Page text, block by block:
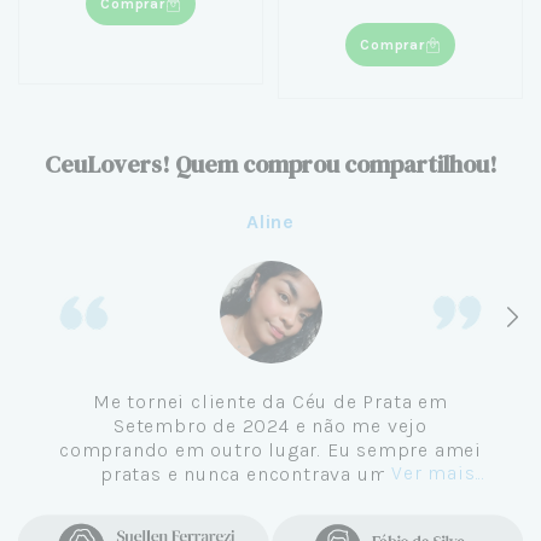
Comprar
Comprar
CeuLovers! Quem comprou compartilhou!
Aline
Me tornei cliente da Céu de Prata em
Setembro de 2024 e não me vejo
comprando em outro lugar. Eu sempre amei
pratas e nunca encontrava uma loja
encontrar a Céu. Atendimento
Ver mais...